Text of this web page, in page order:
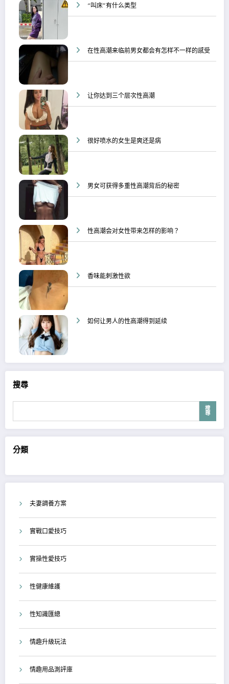
“叫床”有什么类型
在性高潮来临前男女都会有怎样不一样的感受
让你达到三个层次性高潮
很好喷水的女生是爽还是病
男女可获得多重性高潮背后的秘密
性高潮会对女性带来怎样的影响？
香味能刺激性欲
如何让男人的性高潮得到延续
搜尋
搜
尋
分類
夫妻調養方案
實戰口愛技巧
實操性愛技巧
性健康維護
性知識匯總
情趣升級玩法
情趣用品測評庫